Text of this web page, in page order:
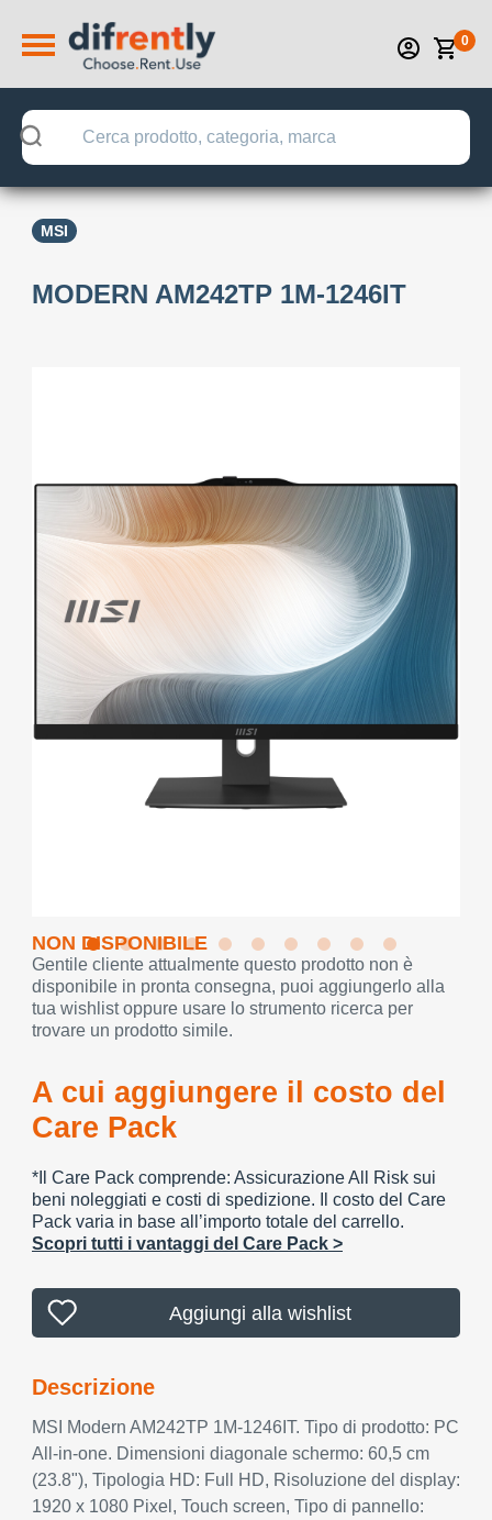
0
MSI
MODERN AM242TP 1M-1246IT
NON DISPONIBILE
Gentile cliente attualmente questo prodotto non è
disponibile in pronta consegna, puoi aggiungerlo alla
tua wishlist oppure usare lo strumento ricerca per
trovare un prodotto simile.
A cui aggiungere il costo del
Care Pack
*Il Care Pack comprende: Assicurazione All Risk sui
beni noleggiati e costi di spedizione. Il costo del Care
Pack varia in base all’importo totale del carrello.
Scopri tutti i vantaggi del Care Pack >
Aggiungi alla wishlist
Descrizione
MSI Modern AM242TP 1M-1246IT. Tipo di prodotto: PC
All-in-one. Dimensioni diagonale schermo: 60,5 cm
(23.8"), Tipologia HD: Full HD, Risoluzione del display:
1920 x 1080 Pixel, Touch screen, Tipo di pannello: